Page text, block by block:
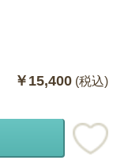
￥15,400 (税込)